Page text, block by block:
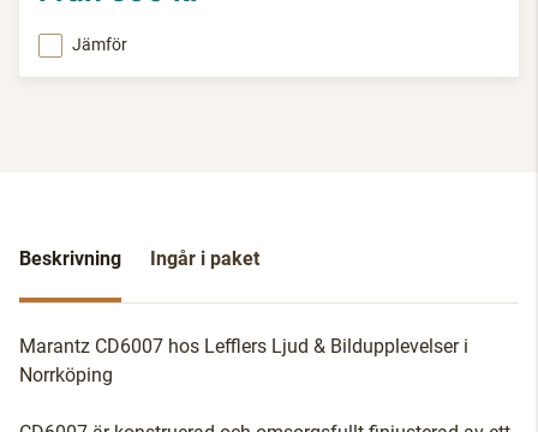
Jämför
Beskrivning Ingår i paket
Marantz CD6007 hos Lefflers Ljud & Bildupplevelser i
Norrköping